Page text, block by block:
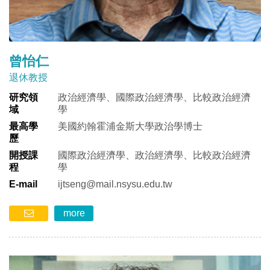
曾怡仁
退休教授
研究領
域
政治經濟學、國際政治經濟學、比較政治經濟
學
最高學
歷
美國約翰霍浦金斯大學政治學博士
開授課
程
國際政治經濟學、政治經濟學、比較政治經濟
學
E-mail
ijtseng@mail.nsysu.edu.tw
more